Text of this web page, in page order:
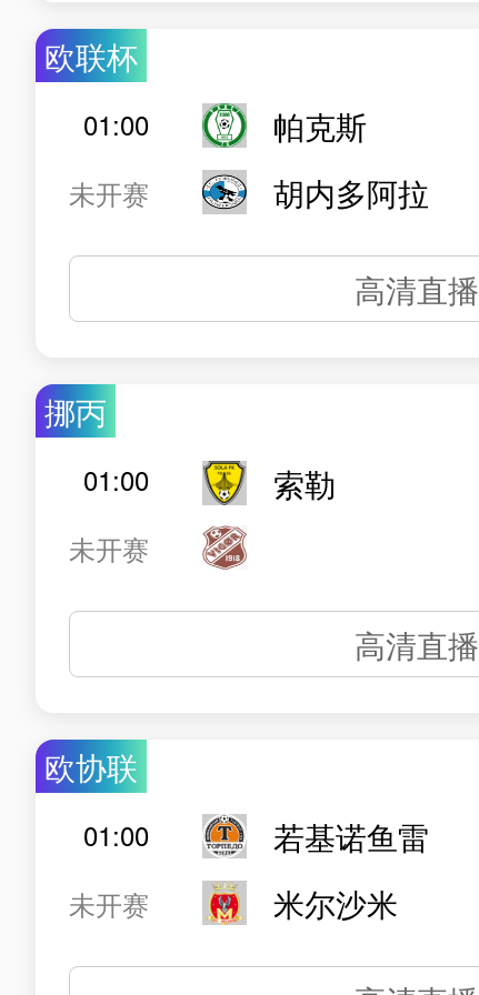
欧联杯
01:00
未开赛
帕克斯
胡内多阿拉
高清直播
挪丙
01:00
未开赛
索勒
高清直播
欧协联
01:00
未开赛
若基诺鱼雷
米尔沙米